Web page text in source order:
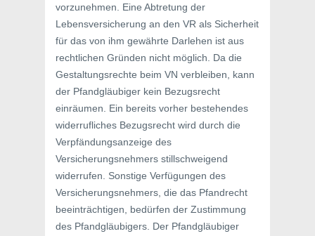
vorzunehmen. Eine Abtretung der
Lebensversicherung an den VR als Sicherheit
für das von ihm gewährte Darlehen ist aus
rechtlichen Gründen nicht möglich. Da die
Gestaltungsrechte beim VN verbleiben, kann
der Pfandgläubiger kein Bezugsrecht
einräumen. Ein bereits vorher bestehendes
widerrufliches Bezugsrecht wird durch die
Verpfändungsanzeige des
Versicherungsnehmers stillschweigend
widerrufen. Sonstige Verfügungen des
Versicherungsnehmers, die das Pfandrecht
beeinträchtigen, bedürfen der Zustimmung
des Pfandgläubigers. Der Pfandgläubiger